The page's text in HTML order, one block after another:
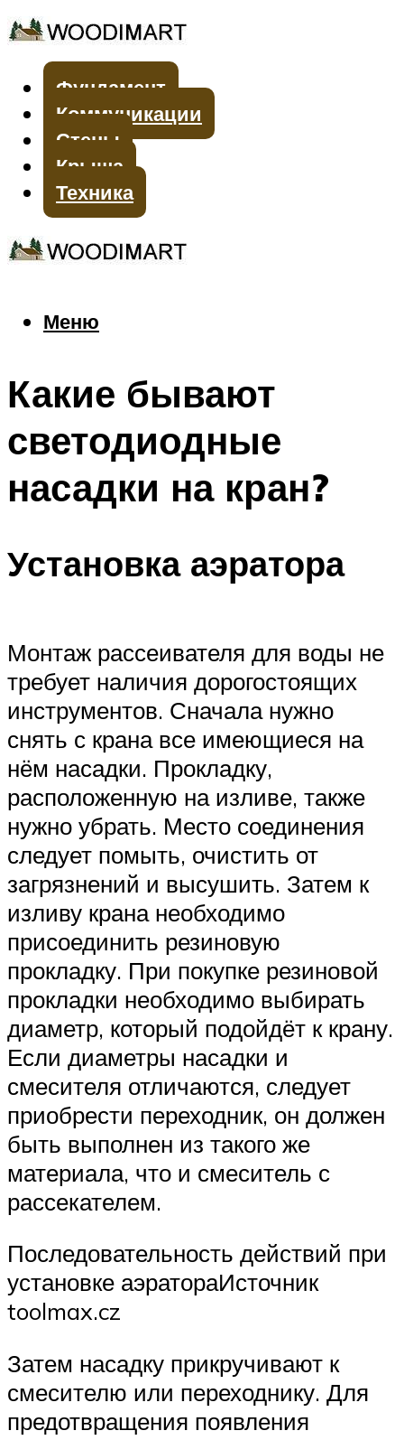
Фундамент
Коммуникации
Стены
Крыша
Техника
Меню
Меню
Какие бывают
светодиодные
насадки на кран?
Установка аэратора
Монтаж рассеивателя для воды не
требует наличия дорогостоящих
инструментов. Сначала нужно
снять с крана все имеющиеся на
нём насадки. Прокладку,
расположенную на изливе, также
нужно убрать. Место соединения
следует помыть, очистить от
загрязнений и высушить. Затем к
изливу крана необходимо
присоединить резиновую
прокладку. При покупке резиновой
прокладки необходимо выбирать
диаметр, который подойдёт к крану.
Если диаметры насадки и
смесителя отличаются, следует
приобрести переходник, он должен
быть выполнен из такого же
материала, что и смеситель с
рассекателем.
Последовательность действий при
установке аэратораИсточник
toolmax.cz
Затем насадку прикручивают к
смесителю или переходнику. Для
предотвращения появления